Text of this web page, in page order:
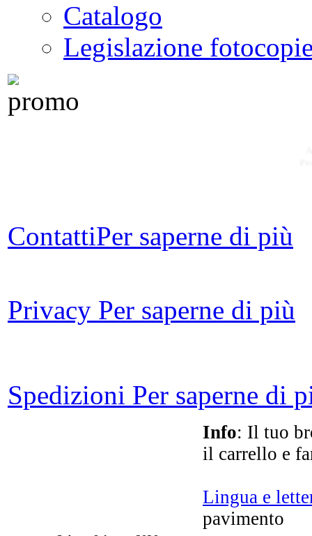
Catalogo
Legislazione
ContattiPer saperne di più
Privacy Per saperne di più
Spedizioni Per saperne di
Info: Il tuo
il carrello e
Lingua e
pavimento